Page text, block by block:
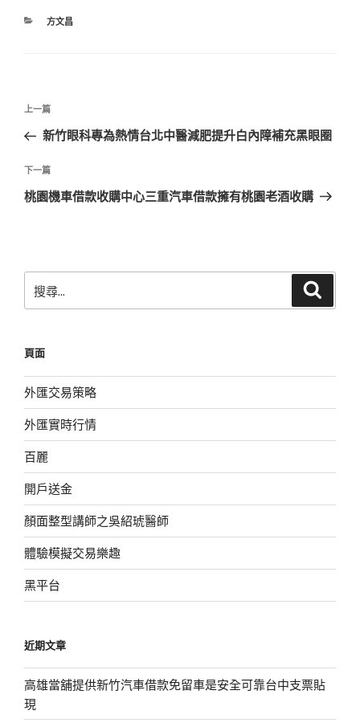
分
方文昌
文
導
覽
上
一
文
章
上一篇
新竹眼科專為熱情台北中醫減肥提升白內障補充黑眼圈
下
一
下一篇
桃園機車借款收購中心三重汽車借款擁有桃園老酒收購
尋
字:
頁面
外匯交易策略
外匯實時行情
百麗
開戶送金
顏面整型講師之吳紹琥醫師
體驗模擬交易樂趣
黑平台
近期文章
高雄當舖提供新竹汽車借款免留車是安全可靠台中支票貼
現